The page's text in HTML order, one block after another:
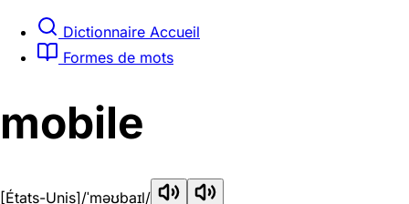
Dictionnaire Accueil
Formes de mots
mobile
[États-Unis]/ˈməʊbaɪl/